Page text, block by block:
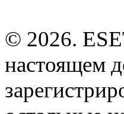
© 2026.
настоящем